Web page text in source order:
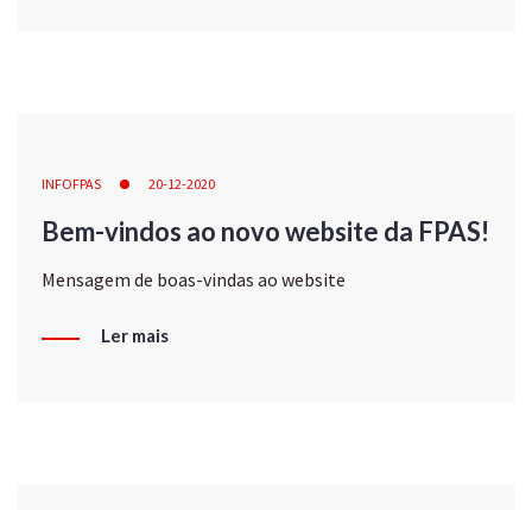
INFOFPAS 20-12-2020
Bem-vindos ao novo website da FPAS!
Mensagem de boas-vindas ao website
Ler mais